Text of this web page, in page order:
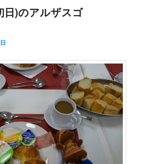
日)のアルザスゴ